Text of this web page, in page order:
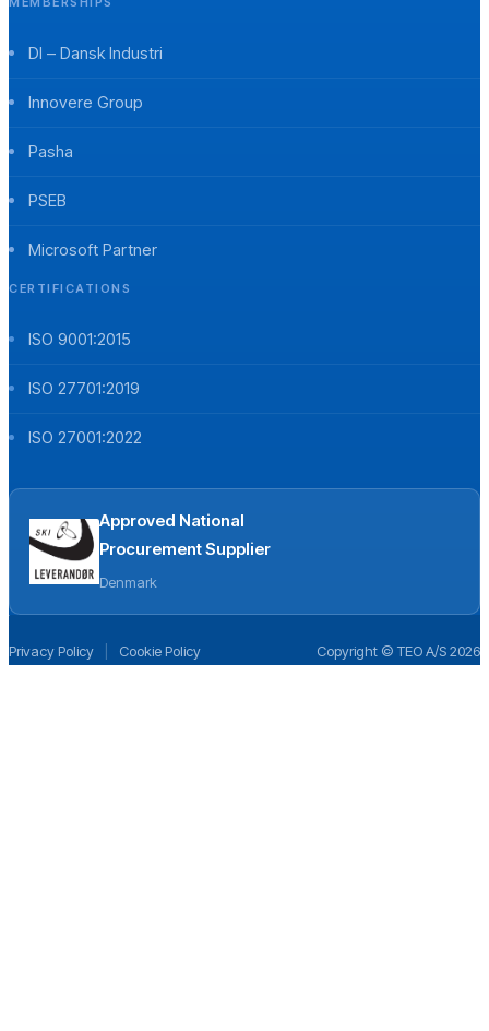
DI – Dansk Industri
Innovere Group
Pasha
PSEB
Microsoft Partner
CERTIFICATIONS
ISO 9001:2015
ISO 27701:2019
ISO 27001:2022
Approved National
Procurement Supplier
Denmark
Privacy Policy Cookie Policy Copyright © TEO A/S 2026